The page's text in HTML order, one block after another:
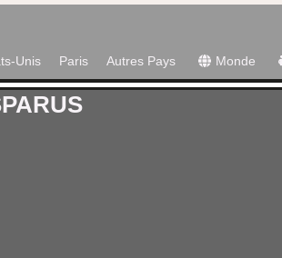
Unis Paris Autres Pays Monde